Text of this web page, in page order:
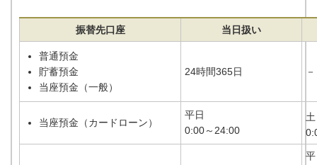
振替先口座 当日扱い
普通預金
貯蓄預金
当座預金（一般）
24時間365日 －
当座預金（カードローン）
平日
0:00～24:00